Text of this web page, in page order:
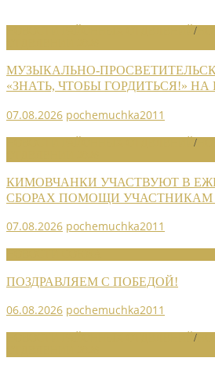
/
МУЗЫКАЛЬНО-
«ЗНАТЬ, ЧТОБЫ ГОРДИТЬСЯ!»
07.08.2026 pochemuchka2011
/
КИМОВЧАНКИ УЧАСТВУЮТ В
СБОРАХ ПОМОЩИ УЧАСТНИКАМ
07.08.2026 pochemuchka2011
ПОЗДРАВЛЯЕМ С ПОБЕДОЙ!
06.08.2026 pochemuchka2011
/